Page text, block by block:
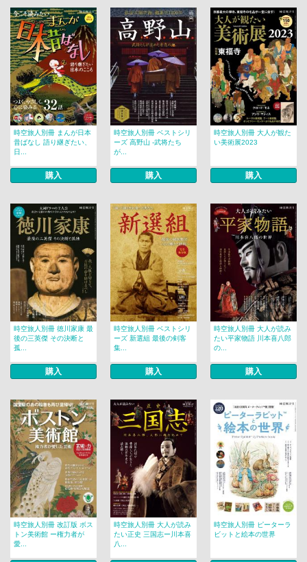
時空旅人別冊 まんが日本
昔ばなし 語り継ぎたい、
日...
購入
時空旅人別冊 ベストシリ
ーズ 高野山 -武将たち
が...
購入
時空旅人別冊 大人が観た
い美術展2023
購入
時空旅人別冊 徳川家康 最
後の三英傑 その決断と
孤...
購入
時空旅人別冊 ベストシリ
ーズ 新選組 最後の剣客
集...
購入
時空旅人別冊 大人が読み
たい平家物語 川本喜八郎
の...
購入
時空旅人別冊 改訂版 ボス
トン美術館 ー権力者が
愛...
時空旅人別冊 大人が読み
たい正史 三国志ー川本喜
八...
時空旅人別冊 ピーターラ
ビットと絵本の世界